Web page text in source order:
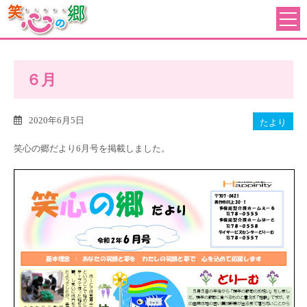
６月
2020年6月5日 たより
笑心の郷だより6月号を掲載しました。